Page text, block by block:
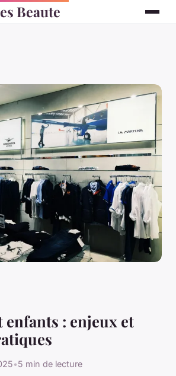
Beaute
enfants : enjeux et
•5 min de lecture